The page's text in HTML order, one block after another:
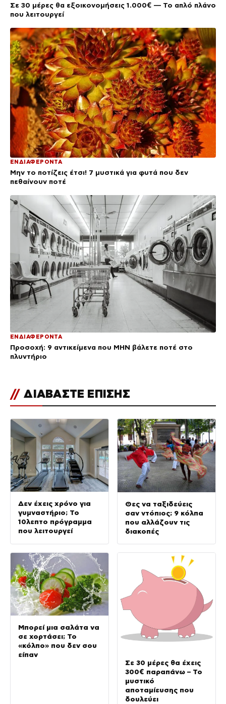
Σε 30 μέρες θα εξοικονομήσεις 1.000€ — Το απλό πλάνο
που λειτουργεί
ΕΝΔΙΑΦΕΡΟΝΤΑ
Μην το ποτίζεις έτσι! 7 μυστικά για φυτά που δεν
πεθαίνουν ποτέ
ΕΝΔΙΑΦΕΡΟΝΤΑ
Προσοχή: 9 αντικείμενα που ΜΗΝ βάλετε ποτέ στο
πλυντήριο
// ΔΙΑΒΑΣΤΕ ΕΠΙΣΗΣ
Δεν έχεις χρόνο για
γυμναστήριο; Το
10λεπτο πρόγραμμα
που λειτουργεί
Θες να ταξιδεύεις
σαν ντόπιος; 9 κόλπα
που αλλάζουν τις
διακοπές
Μπορεί μια σαλάτα να
σε χορτάσει; Το
«κόλπο» που δεν σου
είπαν
Σε 30 μέρες θα έχεις
300€ παραπάνω – Το
μυστικό
αποταμίευσης που
δουλεύει